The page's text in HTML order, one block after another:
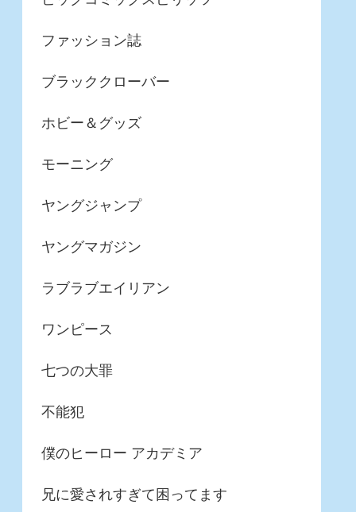
ファッション誌
ブラッククローバー
ホビー＆グッズ
モーニング
ヤングジャンプ
ヤングマガジン
ラブラブエイリアン
ワンピース
七つの大罪
不能犯
僕のヒーロー アカデミア
兄に愛されすぎて困ってます